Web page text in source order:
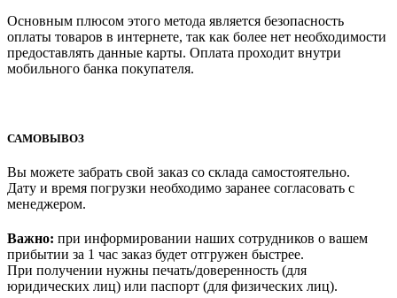
Основным плюсом этого метода является безопасность
оплаты товаров в интернете, так как более нет необходимости
предоставлять данные карты. Оплата проходит внутри
мобильного банка покупателя.
САМОВЫВОЗ
Вы можете забрать свой заказ со склада самостоятельно.
Дату и время погрузки необходимо заранее согласовать с
менеджером.
Важно: при информировании наших сотрудников о вашем
прибытии за 1 час заказ будет отгружен быстрее.
При получении нужны печать/доверенность (для
юридических лиц) или паспорт (для физических лиц).